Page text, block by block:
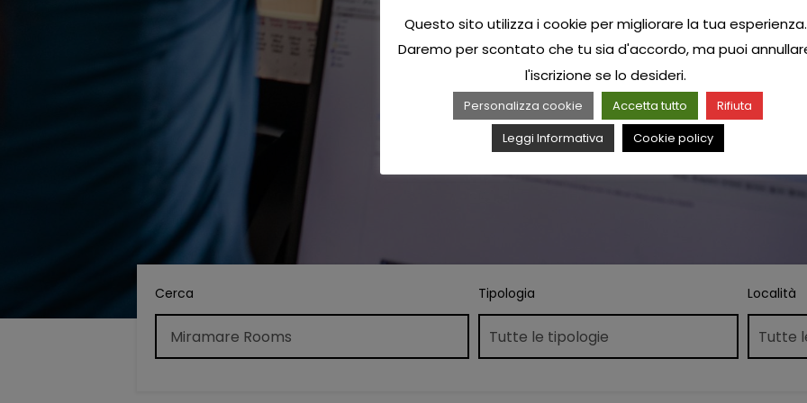
Cerca Tipologia Località
Questo sito utilizza i cookie per migliorare la tua esperienza.
Daremo per scontato che tu sia d'accordo, ma puoi
l'iscrizione se lo desideri.
Personalizza cookie Accetta tutto
Rifiuta
Leggi Informativa
Cookie policy